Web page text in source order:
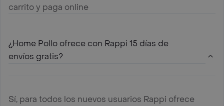
carrito y paga online
¿Home Pollo ofrece con Rappi 15 días de
envíos gratis?
Sí, para todos los nuevos usuarios Rappi ofrece